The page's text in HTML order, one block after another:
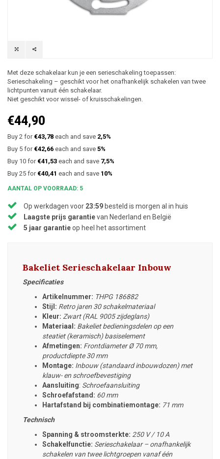
Met deze schakelaar kun je een serieschakeling toepassen:
Serieschakeling – geschikt voor het onafhankelijk schakelen van twee
lichtpunten vanuit één schakelaar.
Niet geschikt voor wissel- of kruisschakelingen.
€44,90
Buy 2 for €43,78 each and save 2,5%
Buy 5 for €42,66 each and save 5%
Buy 10 for €41,53 each and save 7,5%
Buy 25 for €40,41 each and save 10%
AANTAL OP VOORRAAD: 5
Op werkdagen voor 23:59 besteld is morgen al in huis
Laagste prijs garantievan Nederland en België
5 jaar garantieop heel het assortiment
Bakeliet Serieschakelaar Inbouw
Specificaties
Artikelnummer: THPG 186882
Stijl: Retro jaren 30 schakelmateriaal
Kleur: Zwart (RAL 9005 zijdeglans)
Materiaal: Bakeliet bedieningsdelen op een
steatiet (keramisch) basiselement
Afmetingen: Frontdiameter Ø 70 mm,
productdiepte 30 mm
Montage: Inbouw (standaard inbouwdozen) met
klauw- en schroefbevestiging
Aansluiting: Schroefaansluiting
Schroefafstand: 60 mm
Hartafstand bij combinatiemontage: 71 mm
Technisch
Spanning & stroomsterkte: 250 V / 10 A
Schakelfunctie: Serieschakelaar – onafhankelijk
schakelen van twee lichtgroepen vanaf één